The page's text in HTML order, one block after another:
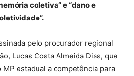
coletiva” e “dano e
pelo procurador regional
Lucas Costa Almeida Dias, que
estadual a competência para